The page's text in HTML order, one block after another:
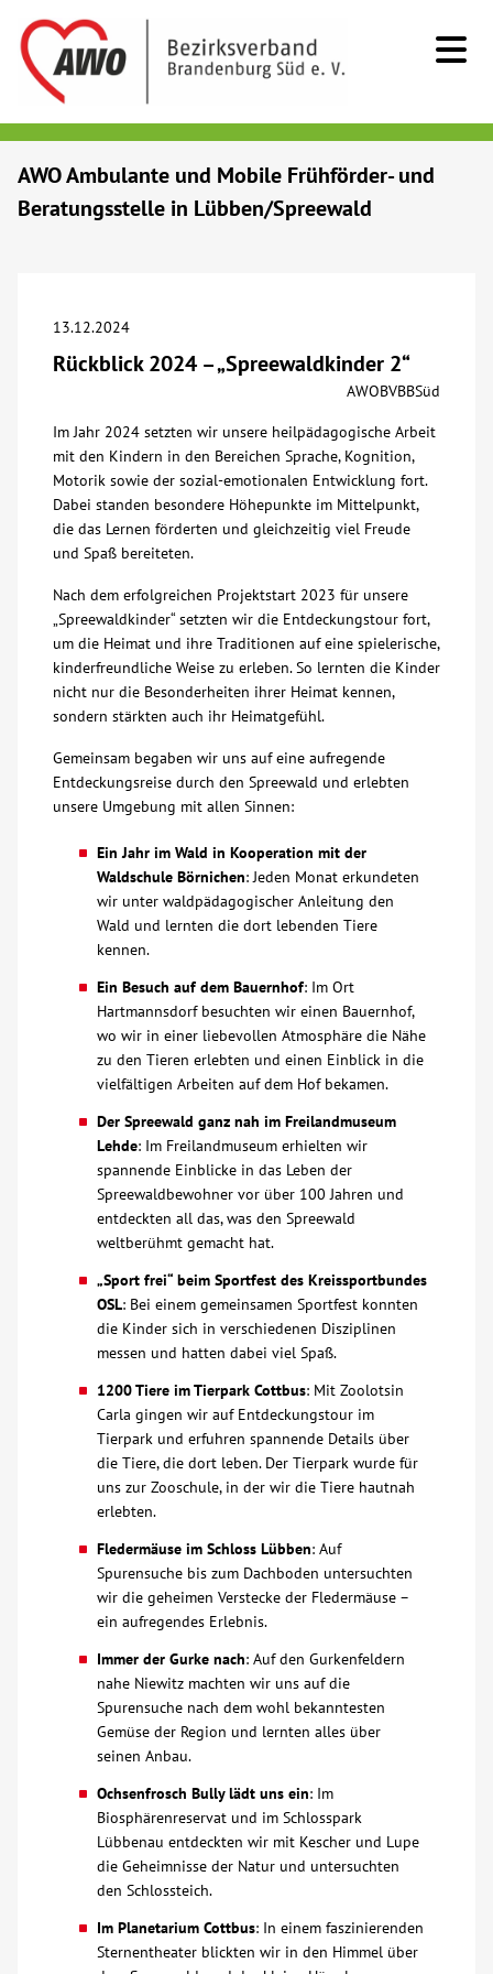
Senioren
Bildung
Über uns
Veranstaltungen
Spenden
Mitmachen
Karriere
Ausbildung
Glossar
Kontakt
AWO Ambulante und Mobile Frühförder- und
Beratungsstelle in Lübben/Spreewald
13.12.2024
Rückblick 2024 – „Spreewaldkinder 2“
AWOBVBBSüd
Im Jahr 2024 setzten wir unsere heilpädagogische Arbeit
mit den Kindern in den Bereichen Sprache, Kognition,
Motorik sowie der sozial-emotionalen Entwicklung fort.
Dabei standen besondere Höhepunkte im Mittelpunkt,
die das Lernen förderten und gleichzeitig viel Freude
und Spaß bereiteten.
Nach dem erfolgreichen Projektstart 2023 für unsere
„Spreewaldkinder“ setzten wir die Entdeckungstour fort,
um die Heimat und ihre Traditionen auf eine spielerische,
kinderfreundliche Weise zu erleben. So lernten die Kinder
nicht nur die Besonderheiten ihrer Heimat kennen,
sondern stärkten auch ihr Heimatgefühl.
Gemeinsam begaben wir uns auf eine aufregende
Entdeckungsreise durch den Spreewald und erlebten
unsere Umgebung mit allen Sinnen:
Ein Jahr im Wald in Kooperation mit der
Waldschule Börnichen: Jeden Monat erkundeten
wir unter waldpädagogischer Anleitung den
Wald und lernten die dort lebenden Tiere
kennen.
Ein Besuch auf dem Bauernhof: Im Ort
Hartmannsdorf besuchten wir einen Bauernhof,
wo wir in einer liebevollen Atmosphäre die Nähe
zu den Tieren erlebten und einen Einblick in die
vielfältigen Arbeiten auf dem Hof bekamen.
Der Spreewald ganz nah im Freilandmuseum
Lehde: Im Freilandmuseum erhielten wir
spannende Einblicke in das Leben der
Spreewaldbewohner vor über 100 Jahren und
entdeckten all das, was den Spreewald
weltberühmt gemacht hat.
„Sport frei“ beim Sportfest des Kreissportbundes
OSL: Bei einem gemeinsamen Sportfest konnten
die Kinder sich in verschiedenen Disziplinen
messen und hatten dabei viel Spaß.
1200 Tiere im Tierpark Cottbus: Mit Zoolotsin
Carla gingen wir auf Entdeckungstour im
Tierpark und erfuhren spannende Details über
die Tiere, die dort leben. Der Tierpark wurde für
uns zur Zooschule, in der wir die Tiere hautnah
erlebten.
Fledermäuse im Schloss Lübben: Auf
Spurensuche bis zum Dachboden untersuchten
wir die geheimen Verstecke der Fledermäuse –
ein aufregendes Erlebnis.
Immer der Gurke nach: Auf den Gurkenfeldern
nahe Niewitz machten wir uns auf die
Spurensuche nach dem wohl bekanntesten
Gemüse der Region und lernten alles über
seinen Anbau.
Ochsenfrosch Bully lädt uns ein: Im
Biosphärenreservat und im Schlosspark
Lübbenau entdeckten wir mit Kescher und Lupe
die Geheimnisse der Natur und untersuchten
den Schlossteich.
Im Planetarium Cottbus: In einem faszinierenden
Sternentheater blickten wir in den Himmel über